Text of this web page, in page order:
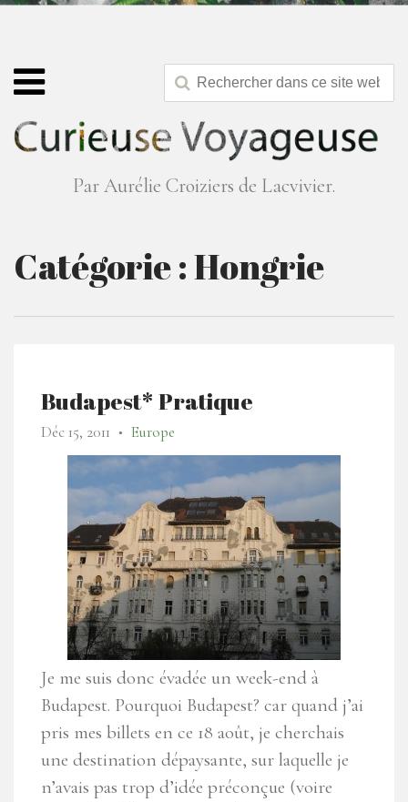
Par Aurélie Croiziers de Lacvivier.
Catégorie :Hongrie
Budapest* Pratique
Déc 15, 2011 ● Europe
Je me suis donc évadée un week-end à
Budapest. Pourquoi Budapest? car quand j’ai
pris mes billets en ce 18 août, je cherchais
une destination dépaysante, sur laquelle je
n’avais pas trop d’idée préconçue (voire